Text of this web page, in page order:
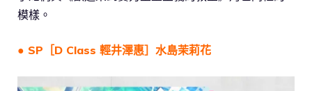
模樣。
● SP［D Class 輕井澤惠］水島茉莉花